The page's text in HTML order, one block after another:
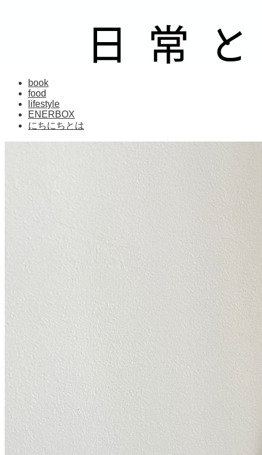
book
food
lifestyle
ENERBOX
にちにちとは